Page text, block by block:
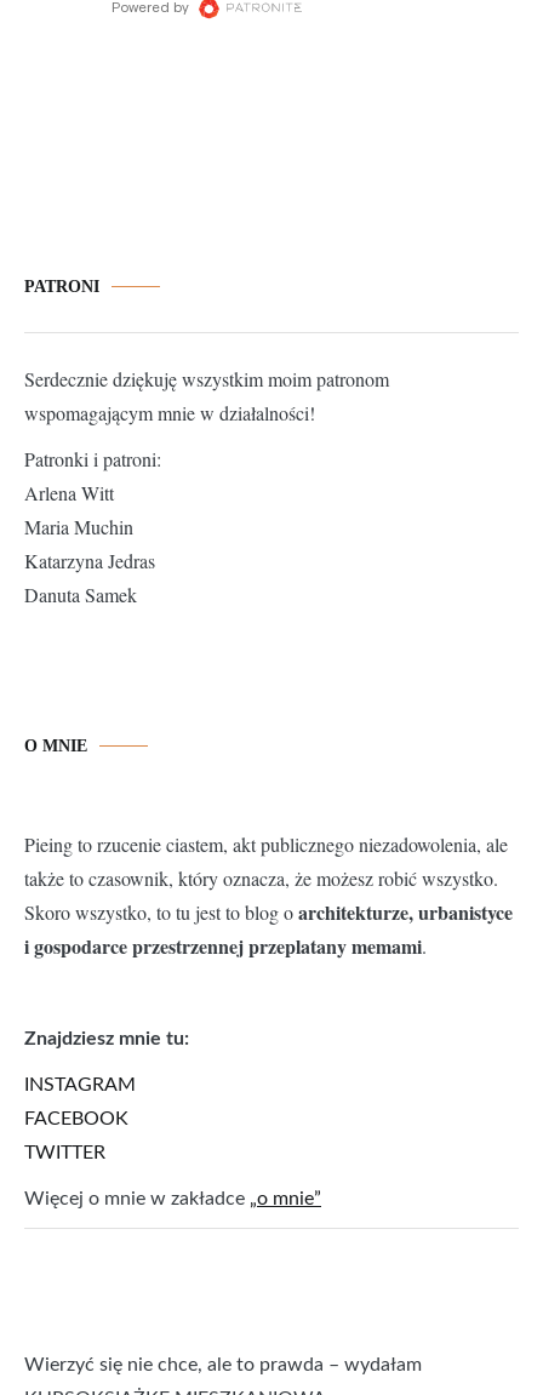
PATRONI
Serdecznie dziękuję wszystkim moim patronom
wspomagającym mnie w działalności!
Patronki i patroni:
Arlena Witt
Maria Muchin
Katarzyna Jedras
Danuta Samek
O MNIE
Pieing to rzucenie ciastem, akt publicznego niezadowolenia, ale
także to czasownik, który oznacza, że możesz robić wszystko.
Skoro wszystko, to tu jest to blog oarchitekturze, urbanistyce
i gospodarce przestrzennej przeplatany memami.
Znajdziesz mnie tu:
INSTAGRAM
FACEBOOK
TWITTER
Więcej o mnie w zakładce „o mnie”
Wierzyć się nie chce, ale to prawda – wydałam